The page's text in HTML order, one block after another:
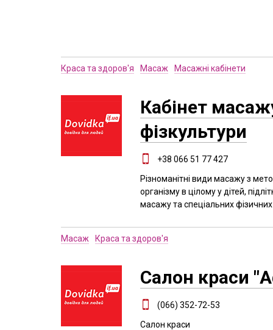
Краса та здоров'я Масаж Масажні кабінети
Кабінет
фізкультури
+38 066 51 77 427
Різноманітні види масажу з
організму в цілому у дітей,
масажу та спеціальних
Масаж Краса та здоров'я
Салон краси
(066) 352-72-53
Салон краси